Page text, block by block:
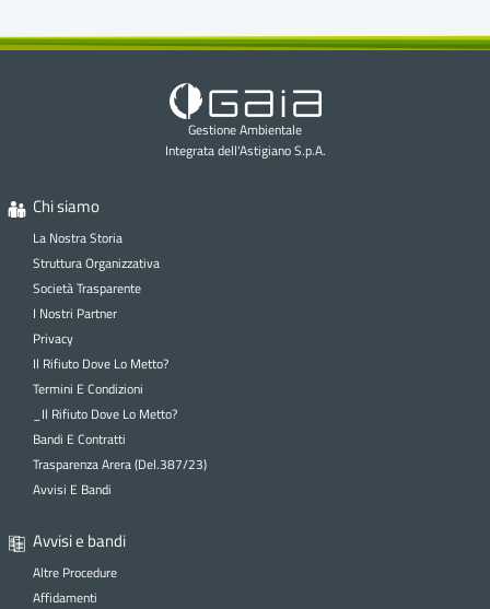
Gestione Ambientale
Integrata dell'Astigiano S.p.A.
Chi siamo
La Nostra Storia
Struttura Organizzativa
Società Trasparente
I Nostri Partner
Privacy
Il Rifiuto Dove Lo Metto?
Termini E Condizioni
_Il Rifiuto Dove Lo Metto?
Bandi E Contratti
Trasparenza Arera (Del.387/23)
Avvisi E Bandi
Avvisi e bandi
Altre Procedure
Affidamenti